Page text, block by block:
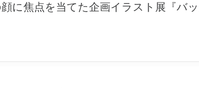
に焦点を当てた企画イラスト展『バ